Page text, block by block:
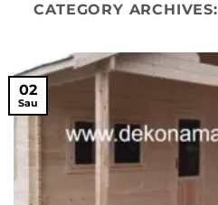
CATEGORY ARCHIVES:
02
Sau